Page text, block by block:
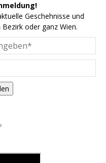
Geschehnisse und
oder ganz Wien.